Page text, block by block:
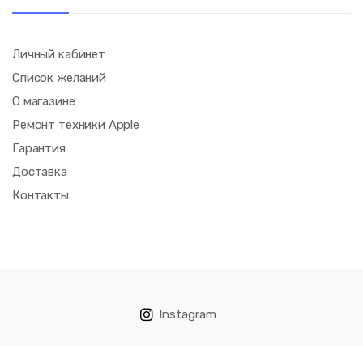
Личный кабинет
Список желаний
О магазине
Ремонт техники Apple
Гарантия
Доставка
Контакты
Instagram